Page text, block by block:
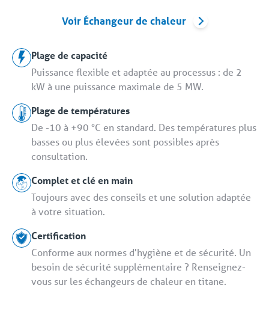
Voir Échangeur de chaleur
Plage de capacité
Puissance flexible et adaptée au processus : de 2
kW à une puissance maximale de 5 MW.
Plage de températures
De -10 à +90 °C en standard. Des températures plus
basses ou plus élevées sont possibles après
consultation.
Complet et clé en main
Toujours avec des conseils et une solution adaptée
à votre situation.
Certification
Conforme aux normes d'hygiène et de sécurité. Un
besoin de sécurité supplémentaire ? Renseignez-
vous sur les échangeurs de chaleur en titane.